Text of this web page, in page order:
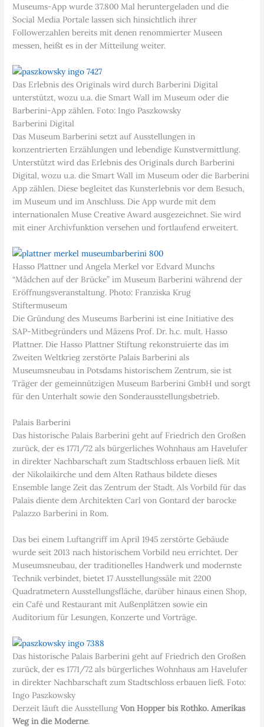
Museums-App wurde 37.800 Mal heruntergeladen und die
Social Media Portale lassen sich hinsichtlich ihrer
Followerzahlen bereits mit denen renommierter Museen
messen, heißt es in der Mitteilung weiter.
Das Erlebnis des Originals wird durch Barberini Digital
unterstützt, wozu u.a. die Smart Wall im Museum oder die
Barberini-App zählen. Foto: Ingo Paszkowsky
Barberini Digital
Das Museum Barberini setzt auf Ausstellungen in
konzentrierten Erzählungen und lebendige Kunstvermittlung.
Unterstützt wird das Erlebnis des Originals durch Barberini
Digital, wozu u.a. die Smart Wall im Museum oder die Barberini
App zählen. Diese begleitet das Kunsterlebnis vor dem Besuch,
im Museum und im Anschluss. Die App wurde mit dem
internationalen Muse Creative Award ausgezeichnet. Sie wird
mit einer Archivfunktion versehen und fortlaufend erweitert.
Hasso Plattner und Angela Merkel vor Edvard Munchs
“Mädchen auf der Brücke” im Museum Barberini während der
Eröffnungsveranstaltung. Photo: Franziska Krug
Stiftermuseum
Die Gründung des Museums Barberini ist eine Initiative des
SAP-Mitbegründers und Mäzens Prof. Dr. h.c. mult. Hasso
Plattner. Die Hasso Plattner Stiftung rekonstruierte das im
Zweiten Weltkrieg zerstörte Palais Barberini als
Museumsneubau in Potsdams historischem Zentrum, sie ist
Träger der gemeinnützigen Museum Barberini GmbH und sorgt
für den Unterhalt sowie den Sonderausstellungsbetrieb.
Palais Barberini
Das historische Palais Barberini geht auf Friedrich den Großen
zurück, der es 1771/72 als bürgerliches Wohnhaus am Havelufer
in direkter Nachbarschaft zum Stadtschloss erbauen ließ. Mit
der Nikolaikirche und dem Alten Rathaus bildete dieses
Ensemble lange Zeit das Zentrum der Stadt. Als Vorbild für das
Palais diente dem Architekten Carl von Gontard der barocke
Palazzo Barberini in Rom.
Das bei einem Luftangriff im April 1945 zerstörte Gebäude
wurde seit 2013 nach historischem Vorbild neu errichtet. Der
Museumsneubau, der traditionelles Handwerk und modernste
Technik verbindet, bietet 17 Ausstellungssäle mit 2200
Quadratmetern Ausstellungsfläche, darüber hinaus einen Shop,
ein Café und Restaurant mit Außenplätzen sowie ein
Auditorium für Lesungen, Konzerte und Vorträge.
Das historische Palais Barberini geht auf Friedrich den Großen
zurück, der es 1771/72 als bürgerliches Wohnhaus am Havelufer
in direkter Nachbarschaft zum Stadtschloss erbauen ließ. Foto:
Ingo Paszkowsky
Derzeit läuft die AusstellungVon Hopper bis Rothko. Amerikas
Weg in die Moderne.